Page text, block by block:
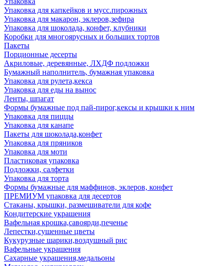
Упаковка для капкейков и мусс.пирожных
Упаковка для макарон, эклеров,зефира
Упаковка для шоколада, конфет, клубники
Коробки для многоярусных и больших тортов
Пакеты
Порционные десерты
Акриловые, деревянные, ЛХДФ подложки
Бумажный наполнитель, бумажная упаковка
Упаковка для рулета,кекса
Упаковка для еды на вынос
Ленты, шпагат
Формы бумажные под пай-пирог,кексы и крышки к ним
Упаковка для пиццы
Упаковка для канапе
Пакеты для шоколада,конфет
Упаковка для пряников
Упаковка для моти
Пластиковая упаковка
Подложки, салфетки
Упаковка для торта
Формы бумажные для маффинов, эклеров, конфет
ПРЕМИУМ упаковка для десертов
Стаканы, крышки, размешиватели для кофе
Кондитерские украшения
Вафельная крошка,савоярди,печенье
Лепестки,сушенные цветы
Кукурузные шарики,воздушный рис
Вафельные украшения
Сахарные украшения,медальоны